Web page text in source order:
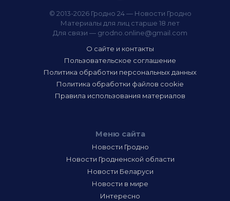
© 2013-2026 Гродно 24 — Новости Гродно
Материалы для лиц старше 18 лет
Для связи — grodno.online@gmail.com
О сайте и контакты
Пользовательское соглашение
Политика обработки персональных данных
Политика обработки файлов cookie
Правила использования материалов
Меню сайта
Новости Гродно
Новости Гродненской области
Новости Беларуси
Новости в мире
Интересно